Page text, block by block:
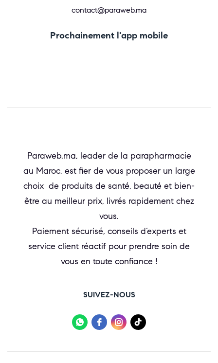
contact@paraweb.ma
Prochainement l'app mobile
Paraweb.ma, leader de la parapharmacie
au Maroc, est fier de vous proposer un large
choix de produits de santé, beauté et bien-
être au meilleur prix, livrés rapidement chez
vous.
Paiement sécurisé, conseils d’experts et
service client réactif pour prendre soin de
vous en toute confiance !
SUIVEZ-NOUS